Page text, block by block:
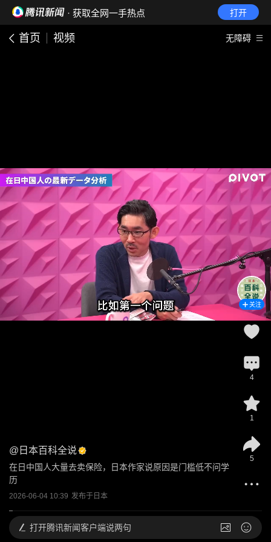
· 获取全网一手热点 打开
首页 视频 无障碍
@ 日本百科全说
在日中国人大量去卖保险，日本作家说原因是门槛低不问学
历
2026-06-04 10:39 发布于 日本
关注
4
1
5
打开腾讯新闻客户端说两句